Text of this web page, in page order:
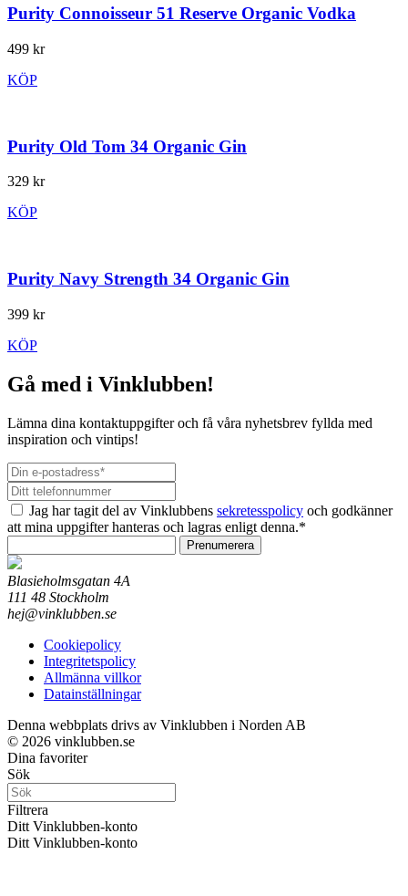
Purity Connoisseur 51 Reserve Organic Vodka
499 kr
KÖP
Purity Old Tom 34 Organic Gin
329 kr
KÖP
Purity Navy Strength 34 Organic Gin
399 kr
KÖP
Gå med i Vinklubben!
Lämna dina kontaktuppgifter och få våra nyhetsbrev fyllda med
inspiration och vintips!
Jag har tagit del av Vinklubbens sekretesspolicy och godkänner
att mina uppgifter hanteras och lagras enligt denna.*
Prenumerera
Blasieholmsgatan 4A
111 48 Stockholm
hej@vinklubben.se
Cookiepolicy
Integritetspolicy
Allmänna villkor
Datainställningar
Denna webbplats drivs av Vinklubben i Norden AB
© 2026 vinklubben.se
Dina favoriter
Sök
Filtrera
Ditt Vinklubben-konto
Ditt Vinklubben-konto